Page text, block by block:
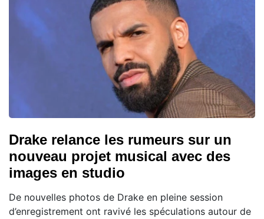
Drake relance les rumeurs sur un
nouveau projet musical avec des
images en studio
De nouvelles photos de Drake en pleine session
d’enregistrement ont ravivé les spéculations autour de